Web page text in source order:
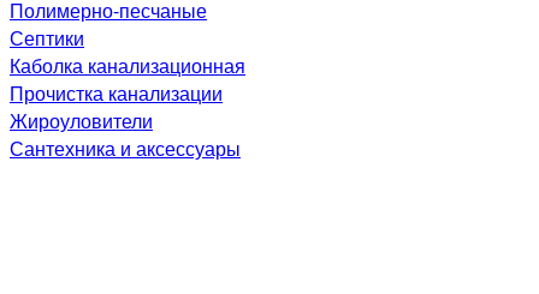
Полимерно-песчаные
Септики
Каболка канализационная
Прочистка канализации
Жироуловители
Сантехника и аксессуары